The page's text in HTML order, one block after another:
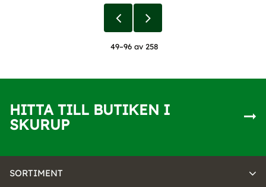
49–96av 258
HITTA TILL BUTIKEN I
SKURUP
SORTIMENT